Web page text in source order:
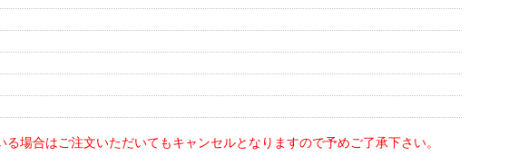
場合はご注文いただいてもキャンセルとなりますので予めご了承下さい。